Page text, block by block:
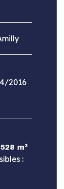
2016
m²
: